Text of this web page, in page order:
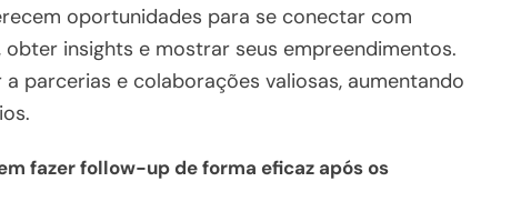
oportunidades para se conectar com
insights e mostrar seus empreendimentos.
parcerias e colaborações valiosas, aumentando
fazer follow-up de forma eficaz após os